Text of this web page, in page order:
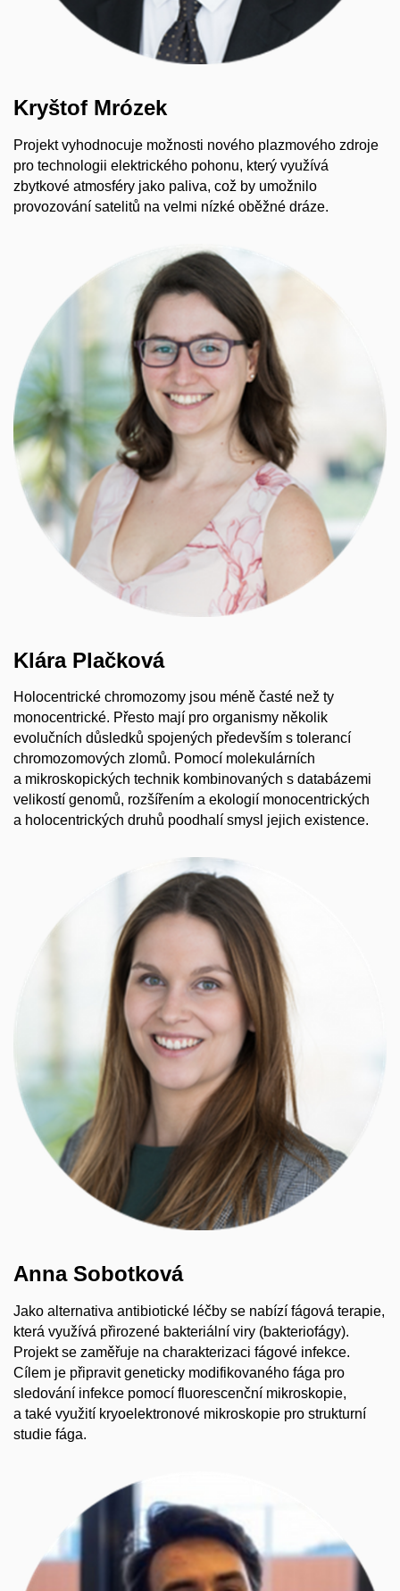
Kryštof Mrózek
Projekt vyhodnocuje možnosti nového plazmového zdroje
pro technologii elektrického pohonu, který využívá
zbytkové atmosféry jako paliva, což by umožnilo
provozování satelitů na velmi nízké oběžné dráze.
Klára Plačková
Holocentrické chromozomy jsou méně časté než ty
monocentrické. Přesto mají pro organismy několik
evolučních důsledků spojených především s tolerancí
chromozomových zlomů. Pomocí molekulárních
a mikroskopických technik kombinovaných s databázemi
velikostí genomů, rozšířením a ekologií monocentrických
a holocentrických druhů poodhalí smysl jejich existence.
Anna Sobotková
Jako alternativa antibiotické léčby se nabízí fágová terapie,
která využívá přirozené bakteriální viry (bakteriofágy).
Projekt se zaměřuje na charakterizaci fágové infekce.
Cílem je připravit geneticky modifikovaného fága pro
sledování infekce pomocí fluorescenční mikroskopie,
a také využití kryoelektronové mikroskopie pro strukturní
studie fága.